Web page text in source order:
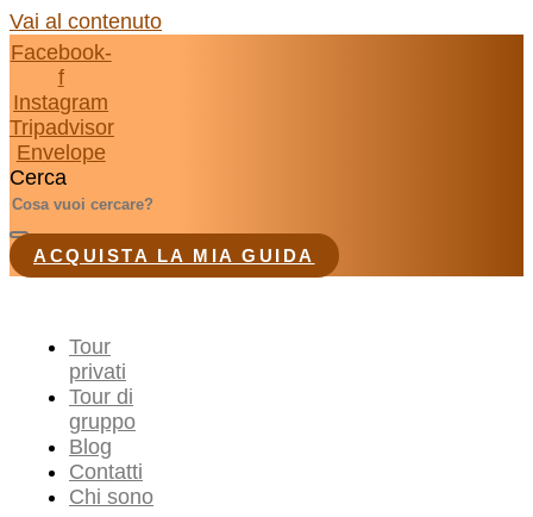
Vai al contenuto
Facebook-
f
Instagram
Tripadvisor
Envelope
Cerca
ACQUISTA LA MIA GUIDA
Tour
privati
Tour di
gruppo
Blog
Contatti
Chi sono